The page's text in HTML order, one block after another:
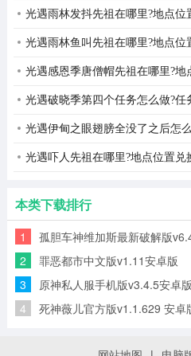
光遇雨林发抖先祖在哪里?地点位
光遇雨林鱼叫先祖在哪里?地点位
光遇感恩季唐僧帽先祖在哪里?地
光遇破晓季第四个任务怎么做?任
光遇伊甸之眼翅膀全没了之后怎
光遇吓人先祖在哪里?地点位置兑
本类下载排行
1 孤胆车神维加斯最新破解版
2 罪恶都市中文版v1.11安卓版
3 原神私人服手机版v3.4.5安卓版
4 死神薇儿官方版v1.1.629 安卓